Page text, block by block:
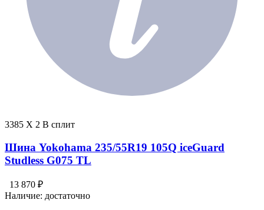
3385 X 2 В сплит
Шина Yokohama 235/55R19 105Q iceGuard
Studless G075 TL
13 870 ₽
Наличие: достаточно